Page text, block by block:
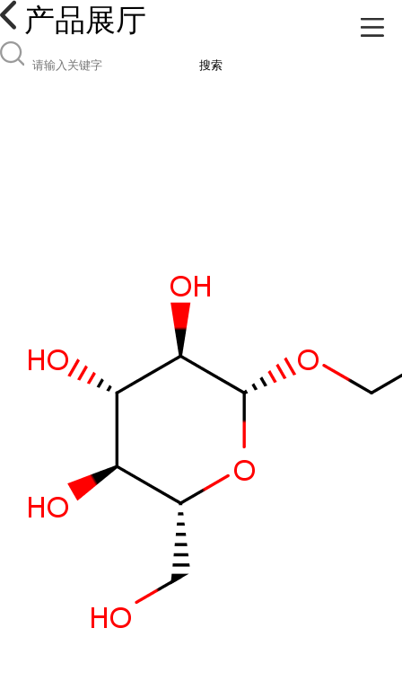
产品展厅
搜索